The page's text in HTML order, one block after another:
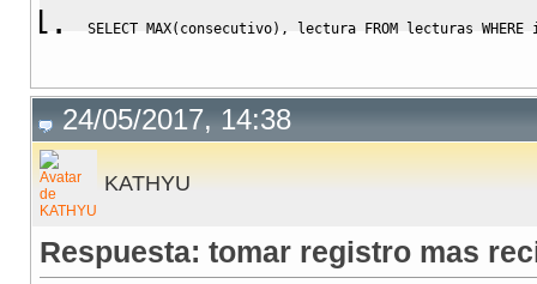
SELECT MAX( consecutivo) , lectura FROM lecturas WHERE
24/05/2017, 14:38
KATHYU
Respuesta: tomar registro mas